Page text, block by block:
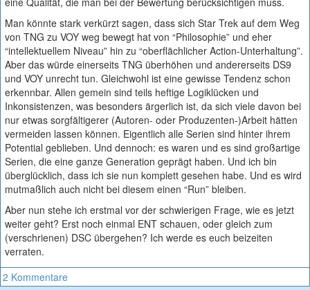
Man könnte stark verkürzt sagen, dass sich Star Trek auf dem Weg
von TNG zu VOY weg bewegt hat von “Philosophie” und eher
“intellektuellem Niveau” hin zu “oberflächlicher Action-Unterhaltung”.
Aber das würde einerseits TNG überhöhen und andererseits DS9
und VOY unrecht tun. Gleichwohl ist eine gewisse Tendenz schon
erkennbar. Allen gemein sind teils heftige Logiklücken und
Inkonsistenzen, was besonders ärgerlich ist, da sich viele davon bei
nur etwas sorgfältigerer (Autoren- oder Produzenten-)Arbeit hätten
vermeiden lassen können. Eigentlich alle Serien sind hinter ihrem
Potential geblieben. Und dennoch: es waren und es sind großartige
Serien, die eine ganze Generation geprägt haben. Und ich bin
überglücklich, dass ich sie nun komplett gesehen habe. Und es wird
mutmaßlich auch nicht bei diesem einen “Run” bleiben.
Aber nun stehe ich erstmal vor der schwierigen Frage, wie es jetzt
weiter geht? Erst noch einmal ENT schauen, oder gleich zum
(verschrienen) DSC übergehen? Ich werde es euch beizeiten
verraten.
2 Kommentare